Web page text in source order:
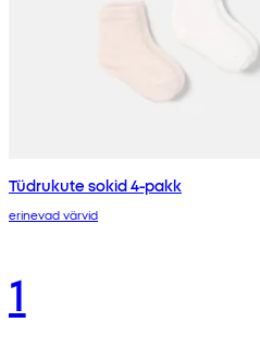
Tüdrukute sokid 4-pakk
erinevad värvid
1